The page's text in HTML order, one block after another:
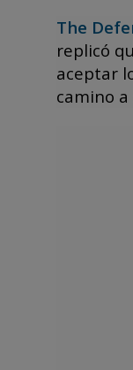
The
replicó
aceptar
camino a